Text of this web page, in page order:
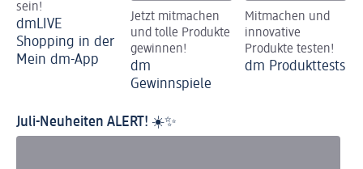
sein!
dmLIVE
Shopping in der
Mein dm-App
Jetzt mitmachen
und tolle Produkte
gewinnen!
dm
Gewinnspiele
Mitmachen und
innovative
Produkte testen!
dm Produkttests
Juli-Neuheiten ALERT! ☀️✨